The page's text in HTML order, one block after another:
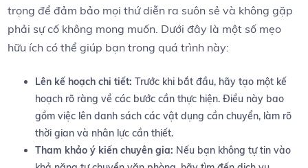
trọng để đảm bảo mọi thứ diễn ra suôn‌ sẻ và không gặp
phải sự cố không mong muốn. Dưới đây là một số mẹo
hữu ‍ích có ⁣thể⁢ giúp bạn trong quá trình này:
Lên kế hoạch chi tiết: Trước⁢ khi bắt đầu, hãy tạo một kế
‍hoạch rõ ràng về các bước cần ‍thực hiện. Điều ‍này bao
gồm việc lên danh sách ‍các vật⁤ dụng cần chuyển, ​làm rõ
thời gian và nhân lực cần thiết.
Tham khảo ý​ kiến chuyên gia: Nếu bạn không tự tin vào